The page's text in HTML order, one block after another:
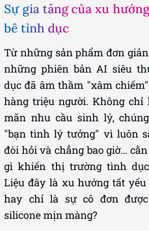
Sự gia tăng của xu
bê tình dục
Từ những sản phẩm đơn
những phiên bản AI siêu
dục đã âm thầm "xâm
hàng triệu người. Không chỉ
mãn nhu cầu sinh lý,
"bạn tình lý tưởng" vì luôn
đòi hỏi và chẳng bao giờ…
gì khiến thị trường tình
Liệu đây là xu hướng tất yếu
hay chỉ là sự cô đơn
silicone mịn màng?